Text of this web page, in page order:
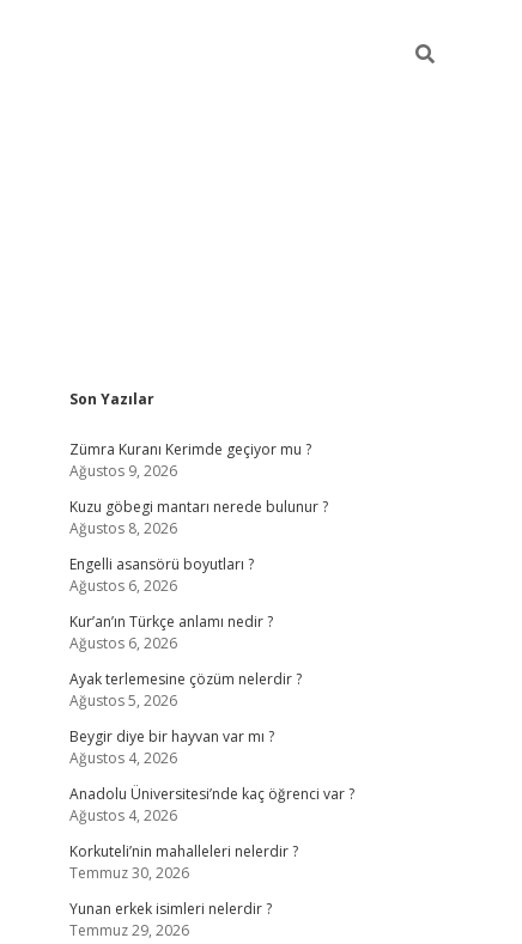
Sidebar
Son Yazılar
Zümra Kuranı Kerimde geçiyor mu ?
Ağustos 9, 2026
Kuzu göbegi mantarı nerede bulunur ?
Ağustos 8, 2026
Engelli asansörü boyutları ?
Ağustos 6, 2026
Kur’an’ın Türkçe anlamı nedir ?
Ağustos 6, 2026
Ayak terlemesine çözüm nelerdir ?
Ağustos 5, 2026
Beygir diye bir hayvan var mı ?
Ağustos 4, 2026
Anadolu Üniversitesi’nde kaç öğrenci var ?
Ağustos 4, 2026
Korkuteli’nin mahalleleri nelerdir ?
Temmuz 30, 2026
Yunan erkek isimleri nelerdir ?
Temmuz 29, 2026